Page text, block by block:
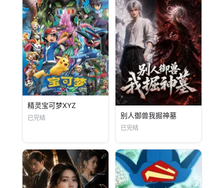
精灵宝可梦XYZ
已完结 别人御兽我掘神墓
已完结